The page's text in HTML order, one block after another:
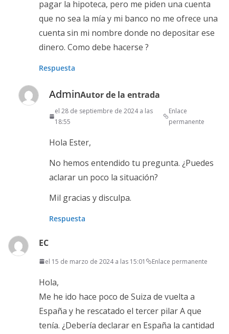
pagar la hipoteca, pero me piden una cuenta
que no sea la mía y mi banco no me ofrece una
cuenta sin mi nombre donde no depositar ese
dinero. Como debe hacerse ?
Respuesta
AdminAutor de la entrada
el 28 de septiembre de 2024 a las
18:55
Enlace
permanente
Hola Ester,
No hemos entendido tu pregunta. ¿Puedes
aclarar un poco la situación?
Mil gracias y disculpa.
Respuesta
EC
el 15 de marzo de 2024 a las 15:01 Enlace permanente
Hola,
Me he ido hace poco de Suiza de vuelta a
España y he rescatado el tercer pilar A que
tenía. ¿Debería declarar en España la cantidad